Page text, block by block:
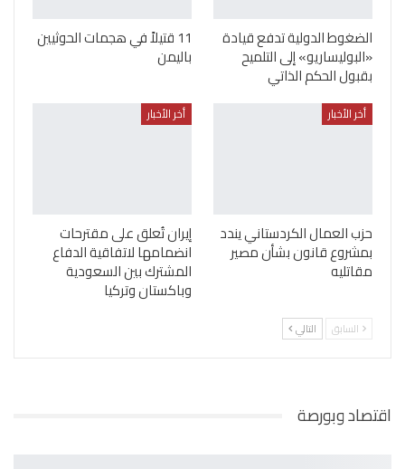
الضغوط الدولية تدفع قيادة
«البوليساريو» إلى التلميح
بقبول الحكم الذاتي
11 قتيلاً في هجمات الحوثيين
باليمن
أخر الأخبار
حزب العمال الكردستاني يندد
بمشروع قانون بشأن مصير
مقاتليه
أخر الأخبار
إيران تُعلق على مقترحات
انضمامها لاتفاقية الدفاع
المشترك بين السعودية
وباكستان وتركيا
السابق التالي
اقتصاد وبورصة